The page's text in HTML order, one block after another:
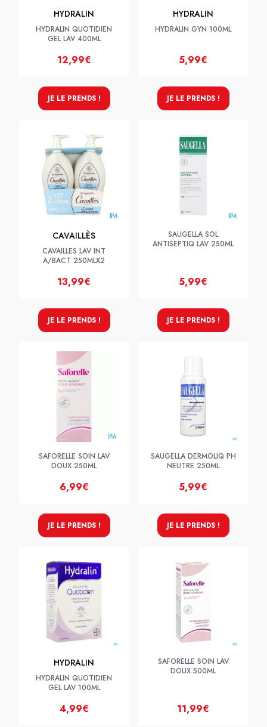
HYDRALIN
HYDRALIN QUOTIDIEN
GEL LAV 400ML
12,99€
JE LE PRENDS !
HYDRALIN
HYDRALIN GYN 100ML
5,99€
JE LE PRENDS !
CAVAILLÈS
CAVAILLES LAV INT
A/BACT 250MLX2
13,99€
JE LE PRENDS !
SAUGELLA SOL
ANTISEPTIQ LAV 250ML
5,99€
JE LE PRENDS !
SAFORELLE SOIN LAV
DOUX 250ML
6,99€
JE LE PRENDS !
SAUGELLA DERMOLIQ PH
NEUTRE 250ML
5,99€
JE LE PRENDS !
HYDRALIN
HYDRALIN QUOTIDIEN
GEL LAV 100ML
4,99€
SAFORELLE SOIN LAV
DOUX 500ML
11,99€